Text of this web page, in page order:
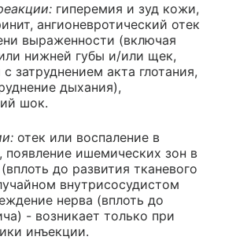
гиперемия и зуд кожи,
ангионевротический отек
выраженности (включая
нижней губы и/или щек,
затруднением акта глотания,
дыхания),
шок.
отек или воспаление в
появление ишемических зон в
до развития тканевого
внутрисосудистом
нерва (вплоть до
- возникает только при
инъекции.